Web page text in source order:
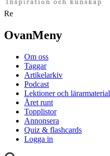
Re
OvanMeny
Om oss
Taggar
Artikelarkiv
Podcast
Lektioner och lärarmaterial
Året runt
Topplistor
Annonsera
Quiz & flashcards
Logga in